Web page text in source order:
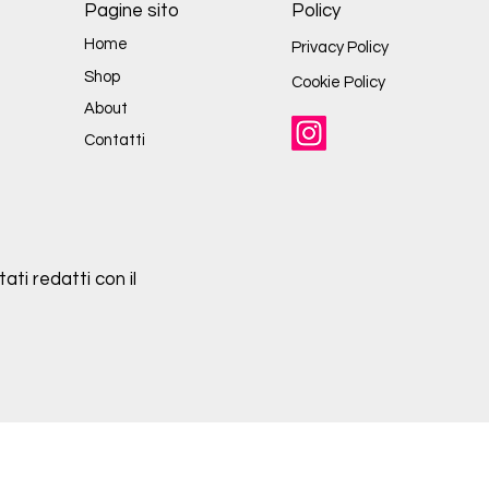
redatti con il
Pagine sito
Home
Shop
About
Contatti
Policy
Privacy Policy
Cookie Policy